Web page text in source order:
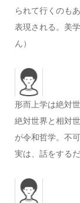
られて行くのも
表現される。美
ん）
形而上学は絶対
絶対世界と相対
が令和哲学。不
実は、話をする